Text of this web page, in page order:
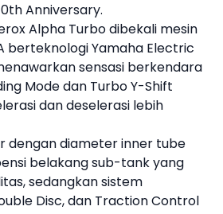
Anniversary.
Alpha Turbo dibekali mesin
berteknologiYamaha Electric
sensasi berkendara
Mode dan Turbo Y-Shift
dan deselerasi lebih
dengan diameter inner tube
belakang sub-tank yang
sedangkan sistem
Disc, dan Traction Control